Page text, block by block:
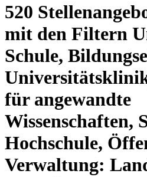
520
mit den Filtern
Schule,
für angewandte
Wissenschaften,
Hochschule,
Verwaltung: